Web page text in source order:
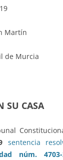
Martín
de Murcia
SU CASA
sentencia
núm. 4703-